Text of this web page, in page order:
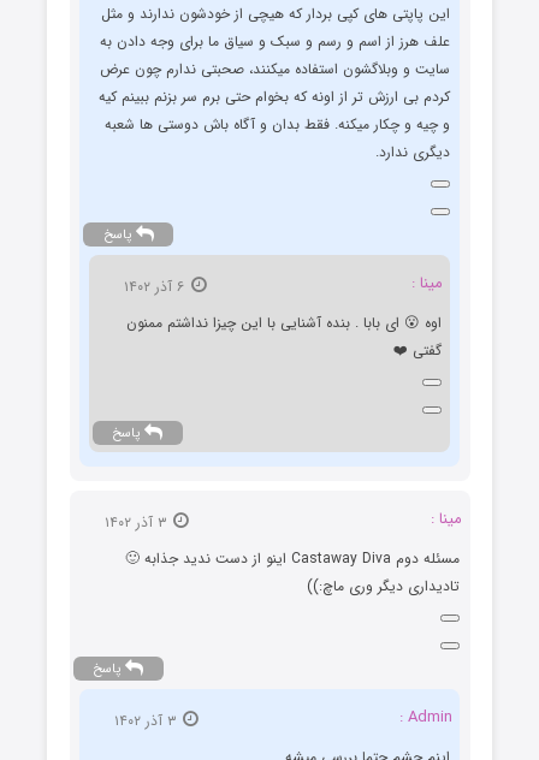
این پاپتی های کپی بردار که هیچی از خودشون ندارند و مثل
علف هرز از اسم و رسم و سبک و سیاق ما برای وجه دادن به
سایت و وبلاگشون استفاده میکنند، صحبتی ندارم چون عرض
کردم بی ارزش تر از اونه که بخوام حتی برم سر بزنم ببینم کیه
و چیه و چکار میکنه. فقط بدان و آگاه باش دوستی ها شعبه
دیگری ندارد.
پاسخ
مینا :
۶ آذر ۱۴۰۲
اوه 😮 ای بابا . بنده آشنایی با این چیزا نداشتم ممنون
گفتی ❤️
پاسخ
مینا :
۳ آذر ۱۴۰۲
مسئله دوم Castaway Diva اینو از دست ندید جذابه 🙂
تادیداری دیگر وری ماچ:))
پاسخ
Admin :
۳ آذر ۱۴۰۲